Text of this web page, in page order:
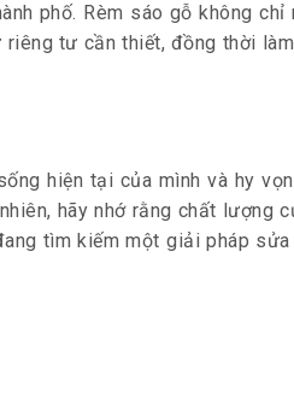
phố. Rèm sáo gỗ không chỉ
tư cần thiết, đồng thời
hiện tại của mình và hy
hãy nhớ rằng chất lượng
tìm kiếm một giải pháp